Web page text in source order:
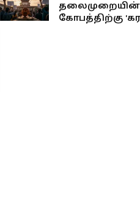
தலைமுறையின்
கோபத்திற்கு